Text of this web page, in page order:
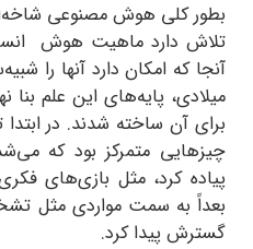
بطور کلی هوش مصنوعی
تلاش دارد ماهيت ‌هوش
میلادی، پایه‌های این علم
برای آن ساخته شدند. در
چیزهایی متمرکز بود که می‌شد
پیاده کرد، مثل بازی‌های
بعداً به سمت مواردی مثل
گسترش پیدا کرد.